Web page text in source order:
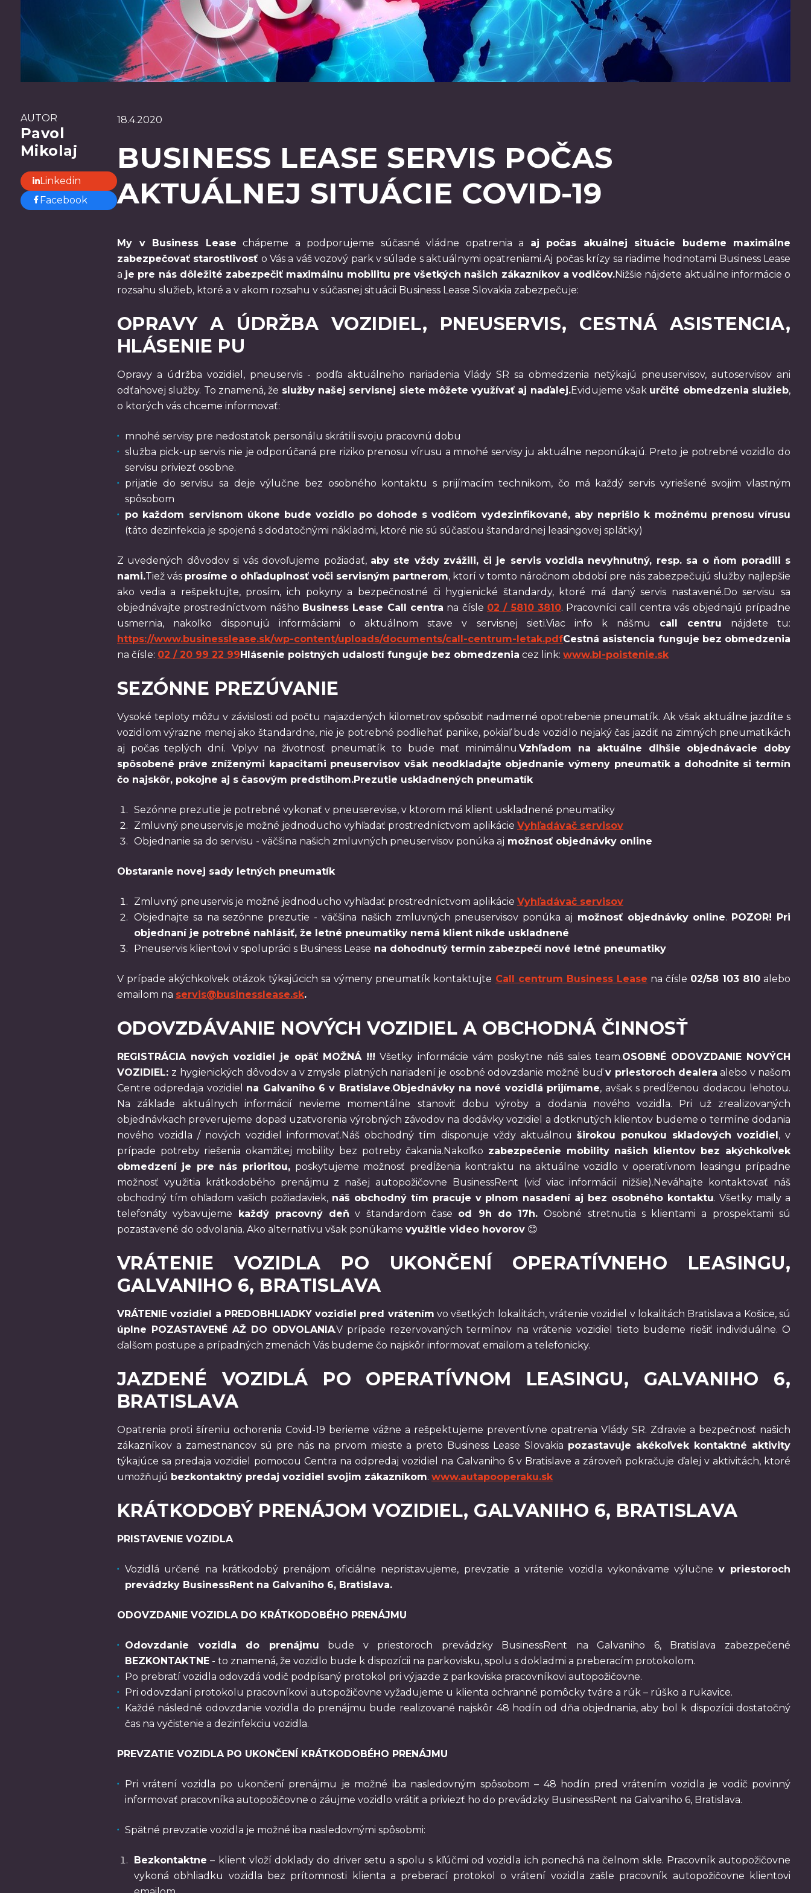
AUTOR
Pavol
Mikolaj
Linkedin
Facebook
18.4.2020
BUSINESS LEASE SERVIS POČAS
AKTUÁLNEJ SITUÁCIE COVID-19
My v Business Lease chápeme a podporujeme súčasné vládne opatrenia a aj počas akuálnej situácie budeme maximálne
zabezpečovať starostlivosť o Vás a váš vozový park v súlade s aktuálnymi opatreniami.Aj počas krízy sa riadime hodnotami Business Lease
a je pre nás dôležité zabezpečiť maximálnu mobilitu pre všetkých našich zákazníkov a vodičov.Nižšie nájdete aktuálne informácie o
rozsahu služieb, ktoré a v akom rozsahu v súčasnej situácii Business Lease Slovakia zabezpečuje:
OPRAVY A ÚDRŽBA VOZIDIEL, PNEUSERVIS, CESTNÁ ASISTENCIA,
HLÁSENIE PU
Opravy a údržba vozidiel, pneuservis - podľa aktuálneho nariadenia Vlády SR sa obmedzenia netýkajú pneuservisov, autoservisov ani
odťahovej služby. To znamená, že služby našej servisnej siete môžete využívať aj naďalej.Evidujeme však určité obmedzenia služieb,
o ktorých vás chceme informovať:
mnohé servisy pre nedostatok personálu skrátili svoju pracovnú dobu
služba pick-up servis nie je odporúčaná pre riziko prenosu vírusu a mnohé servisy ju aktuálne neponúkajú. Preto je potrebné vozidlo do
servisu priviezť osobne.
prijatie do servisu sa deje výlučne bez osobného kontaktu s prijímacím technikom, čo má každý servis vyriešené svojim vlastným
spôsobom
po každom servisnom úkone bude vozidlo po dohode s vodičom vydezinfikované, aby neprišlo k možnému prenosu vírusu
(táto dezinfekcia je spojená s dodatočnými nákladmi, ktoré nie sú súčasťou štandardnej leasingovej splátky)
Z uvedených dôvodov si vás dovoľujeme požiadať, aby ste vždy zvážili, či je servis vozidla nevyhnutný, resp. sa o ňom poradili s
nami.Tiež vás prosíme o ohľaduplnosť voči servisným partnerom, ktorí v tomto náročnom období pre nás zabezpečujú služby najlepšie
ako vedia a rešpektujte, prosím, ich pokyny a bezpečnostné či hygienické štandardy, ktoré má daný servis nastavené.Do servisu sa
objednávajte prostredníctvom nášho Business Lease Call centra na čísle 02 / 5810 3810. Pracovníci call centra vás objednajú prípadne
usmernia, nakoľko disponujú informáciami o aktuálnom stave v servisnej sieti.Viac info k nášmu call centru nájdete tu:
https://www.businesslease.sk/wp-content/uploads/documents/call-centrum-letak.pdfCestná asistencia funguje bez obmedzenia
na čísle: 02 / 20 99 22 99Hlásenie poistných udalostí funguje bez obmedzenia cez link: www.bl-poistenie.sk
SEZÓNNE PREZÚVANIE
Vysoké teploty môžu v závislosti od počtu najazdených kilometrov spôsobiť nadmerné opotrebenie pneumatík. Ak však aktuálne jazdíte s
vozidlom výrazne menej ako štandardne, nie je potrebné podliehať panike, pokiaľ bude vozidlo nejaký čas jazdiť na zimných pneumatikách
aj počas teplých dní. Vplyv na životnosť pneumatík to bude mať minimálnu.Vzhľadom na aktuálne dlhšie objednávacie doby
spôsobené práve zníženými kapacitami pneuservisov však neodkladajte objednanie výmeny pneumatík a dohodnite si termín
čo najskôr, pokojne aj s časovým predstihom.Prezutie uskladnených pneumatík
Sezónne prezutie je potrebné vykonať v pneuserevise, v ktorom má klient uskladnené pneumatiky
Zmluvný pneuservis je možné jednoducho vyhľadať prostredníctvom aplikácie Vyhľadávač servisov
Objednanie sa do servisu - väčšina našich zmluvných pneuservisov ponúka aj možnosť objednávky online
Obstaranie novej sady letných pneumatík
Zmluvný pneuservis je možné jednoducho vyhľadať prostredníctvom aplikácie Vyhľadávač servisov
Objednajte sa na sezónne prezutie - väčšina našich zmluvných pneuservisov ponúka aj možnosť objednávky online. POZOR! Pri
objednaní je potrebné nahlásiť, že letné pneumatiky nemá klient nikde uskladnené
Pneuservis klientovi v spolupráci s Business Lease na dohodnutý termín zabezpečí nové letné pneumatiky
V prípade akýchkoľvek otázok týkajúcich sa výmeny pneumatík kontaktujte Call centrum Business Lease na čísle 02/58 103 810 alebo
emailom na servis@businesslease.sk.
ODOVZDÁVANIE NOVÝCH VOZIDIEL A OBCHODNÁ ČINNOSŤ
REGISTRÁCIA nových vozidiel je opäť MOŽNÁ !!! Všetky informácie vám poskytne náš sales team.OSOBNÉ ODOVZDANIE NOVÝCH
VOZIDIEL: z hygienických dôvodov a v zmysle platných nariadení je osobné odovzdanie možné buďv priestoroch dealera alebo v našom
Centre odpredaja vozidiel na Galvaniho 6 v Bratislave.Objednávky na nové vozidlá prijímame, avšak s predĺženou dodacou lehotou.
Na základe aktuálnych informácií nevieme momentálne stanoviť dobu výroby a dodania nového vozidla. Pri už zrealizovaných
objednávkach preverujeme dopad uzatvorenia výrobných závodov na dodávky vozidiel a dotknutých klientov budeme o termíne dodania
nového vozidla / nových vozidiel informovať.Náš obchodný tím disponuje vždy aktuálnou širokou ponukou skladových vozidiel, v
prípade potreby riešenia okamžitej mobility bez potreby čakania.Nakoľko zabezpečenie mobility našich klientov bez akýchkoľvek
obmedzení je pre nás prioritou, poskytujeme možnosť predĺženia kontraktu na aktuálne vozidlo v operatívnom leasingu prípadne
možnosť využitia krátkodobého prenájmu z našej autopožičovne BusinessRent (viď viac informácií nižšie).Neváhajte kontaktovať náš
obchodný tím ohľadom vašich požiadaviek, náš obchodný tím pracuje v plnom nasadení aj bez osobného kontaktu. Všetky maily a
telefonáty vybavujeme každý pracovný deň v štandardom čase od 9h do 17h.Osobné stretnutia s klientami a prospektami sú
pozastavené do odvolania. Ako alternatívu však ponúkame využitie video hovorov 😊
VRÁTENIE VOZIDLA PO UKONČENÍ OPERATÍVNEHO LEASINGU,
GALVANIHO 6, BRATISLAVA
VRÁTENIE vozidiel a PREDOBHLIADKY vozidiel pred vrátením vo všetkých lokalitách, vrátenie vozidiel v lokalitách Bratislava a Košice, sú
úplne POZASTAVENÉ AŽ DO ODVOLANIA.V prípade rezervovaných termínov na vrátenie vozidiel tieto budeme riešiť individuálne. O
ďalšom postupe a prípadných zmenách Vás budeme čo najskôr informovať emailom a telefonicky.
JAZDENÉ VOZIDLÁ PO OPERATÍVNOM LEASINGU, GALVANIHO 6,
BRATISLAVA
Opatrenia proti šíreniu ochorenia Covid-19 berieme vážne a rešpektujeme preventívne opatrenia Vlády SR. Zdravie a bezpečnosť našich
zákazníkov a zamestnancov sú pre nás na prvom mieste a preto Business Lease Slovakia pozastavuje akékoľvek kontaktné aktivity
týkajúce sa predaja vozidiel pomocou Centra na odpredaj vozidiel na Galvaniho 6 v Bratislave a zároveň pokračuje ďalej v aktivitách, ktoré
umožňujú bezkontaktný predaj vozidiel svojim zákazníkom. www.autapooperaku.sk
KRÁTKODOBÝ PRENÁJOM VOZIDIEL, GALVANIHO 6, BRATISLAVA
PRISTAVENIE VOZIDLA
Vozidlá určené na krátkodobý prenájom oficiálne nepristavujeme, prevzatie a vrátenie vozidla vykonávame výlučne v priestoroch
prevádzky BusinessRent na Galvaniho 6, Bratislava.
ODOVZDANIE VOZIDLA DO KRÁTKODOBÉHO PRENÁJMU
Odovzdanie vozidla do prenájmu bude v priestoroch prevádzky BusinessRent na Galvaniho 6, Bratislava zabezpečené
BEZKONTAKTNE - to znamená, že vozidlo bude k dispozícii na parkovisku, spolu s dokladmi a preberacím protokolom.
Po prebratí vozidla odovzdá vodič podpísaný protokol pri výjazde z parkoviska pracovníkovi autopožičovne.
Pri odovzdaní protokolu pracovníkovi autopožičovne vyžadujeme u klienta ochranné pomôcky tváre a rúk – rúško a rukavice.
Každé následné odovzdanie vozidla do prenájmu bude realizované najskôr 48 hodín od dňa objednania, aby bol k dispozícii dostatočný
čas na vyčistenie a dezinfekciu vozidla.
PREVZATIE VOZIDLA PO UKONČENÍ KRÁTKODOBÉHO PRENÁJMU
Pri vrátení vozidla po ukončení prenájmu je možné iba nasledovným spôsobom – 48 hodín pred vrátením vozidla je vodič povinný
informovať pracovníka autopožičovne o záujme vozidlo vrátiť a priviezť ho do prevádzky BusinessRent na Galvaniho 6, Bratislava.
Spätné prevzatie vozidla je možné iba nasledovnými spôsobmi:
Bezkontaktne – klient vloží doklady do driver setu a spolu s kľúčmi od vozidla ich ponechá na čelnom skle. Pracovník autopožičovne
vykoná obhliadku vozidla bez prítomnosti klienta a preberací protokol o vrátení vozidla zašle pracovník autopožičovne klientovi